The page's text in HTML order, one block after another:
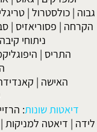
גבוה |כולסטרול |
הקרחה | פסוריאזיס |
ניתוחי
התריס |
האישה |
דיאטות שונות:
לידה | דיאטה למניקות |